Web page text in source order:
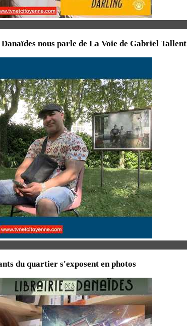
nous parle de La Voie de Gabriel Tallent
du quartier s'exposent en photos